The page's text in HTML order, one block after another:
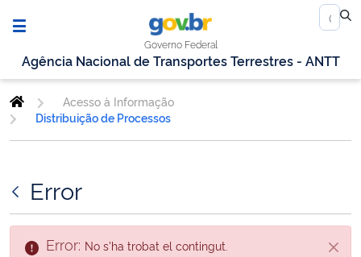
Governo Federal
Agência Nacional de Transportes Terrestres - ANTT
Acesso à Informação
Distribuição de Processos
Error
Tanca
Error: No s'ha trobat el contingut.